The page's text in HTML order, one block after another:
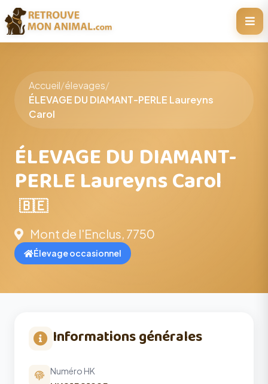
Accueil/élevages/
ÉLEVAGE DU DIAMANT-PERLE Laureyns
Carol
ÉLEVAGE DU DIAMANT-
PERLE Laureyns Carol
🇧🇪
Mont de l'Enclus, 7750
Élevage occasionnel
Informations générales
Numéro HK